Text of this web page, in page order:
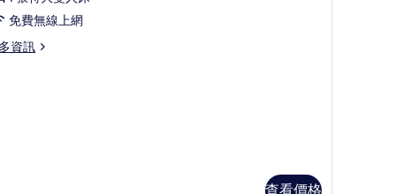
免費無線上網
資訊
查看價格